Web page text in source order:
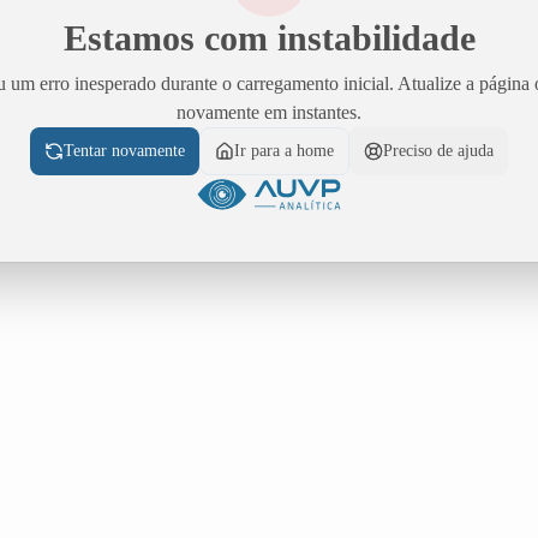
Estamos com instabilidade
um erro inesperado durante o carregamento inicial. Atualize a página
novamente em instantes.
Tentar novamente Ir para a home Preciso de ajuda